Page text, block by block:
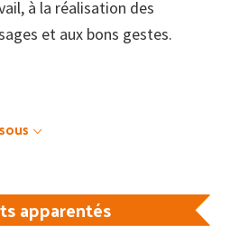
à la réalisation des
et aux bons gestes.
apparentés